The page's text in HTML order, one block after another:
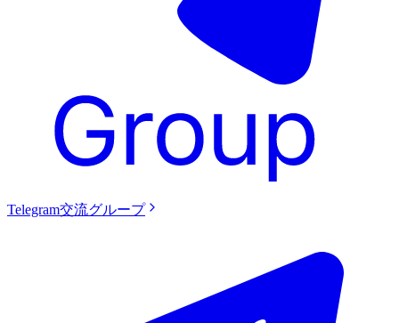
Telegram交流グループ